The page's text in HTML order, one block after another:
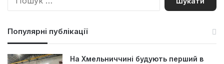
Популярні публікації
На Хмельниччині будують перший в